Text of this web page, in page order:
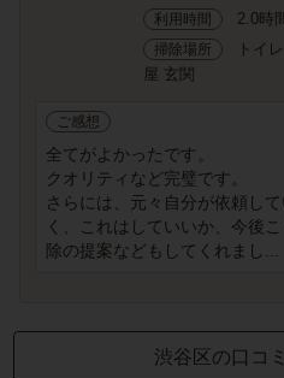
利用時間 2.0時
掃除場所
トイ
屋 玄関
ご感想
全てがよかったです。
クオリティなど完璧です。
さらには、元々自分が依頼し
く、これはしていいか、今後
除の提案などもしてくれまし...
渋谷区の口コ